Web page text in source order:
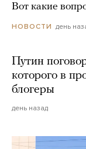
Вот какие
НОВОСТИ день
Путин
которого в
блогеры
день назад